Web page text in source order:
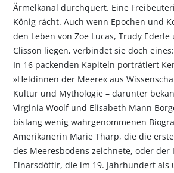
Ärmelkanal durchquert. Eine
König rächt. Auch wenn Epochen und
den Leben von Zoe Lucas, Trudy Ederle
Clisson liegen, verbindet sie doch
In 16 packenden Kapiteln porträtiert
»Heldinnen der Meere« aus
Kultur und Mythologie – darunter
Virginia Woolf und Elisabeth Mann
bislang wenig wahrgenommenen
Amerikanerin Marie Tharp, die die
des Meeresbodens zeichnete, oder
Einarsdóttir, die im 19. Jahrhundert als